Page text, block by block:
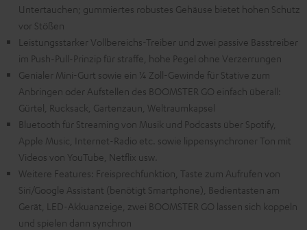
Untertauchen; gummiertes robustes Gehäuse bietet hohen Schutz
vor Stößen
Leistungsstarker Vollbereichs-Treiber und zwei passive Basstreiber
im Push-Pull-Prinzip für straffe, hohe Pegel ohne Verzerrungen
Genialer Mini-Gurt sowie ein ¼ Zoll-Gewinde für Stative zum
Anbringen oder Aufstellen des BOOMSTER GO einfach überall:
Gürtel, Rucksack, Gartenzaun, Weltraumkapsel
Bluetooth für Streaming von Musik und Podcasts über Spotify,
Apple Music, Internet-Radio etc. sowie lippensynchroner Ton mit
Videos von YouTube, Netflix usw.
Weitere Features: Freisprechfunktion, Taste zum Aufrufen von
Siri/Google Assistant (benötigt Smartphone), Bedientasten am
Gerät, LED-Akkuanzeige, zwei BOOMSTER GO lassen sich koppeln
und spielen dann synchron